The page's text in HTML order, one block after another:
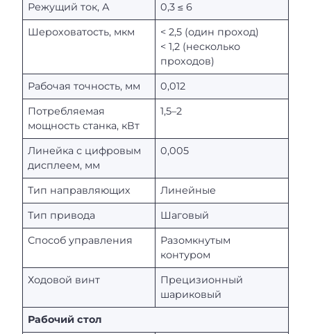
Режущий ток, А
0,3 ≤ 6
Шероховатость, мкм
< 2,5 (один проход)
< 1,2 (несколько
проходов)
Рабочая точность, мм
0,012
Потребляемая
мощность станка, кВт
1,5–2
Линейка с цифровым
дисплеем, мм
0,005
Тип направляющих
Линейные
Тип привода
Шаговый
Способ управления
Разомкнутым
контуром
Ходовой винт
Прецизионный
шариковый
Рабочий стол